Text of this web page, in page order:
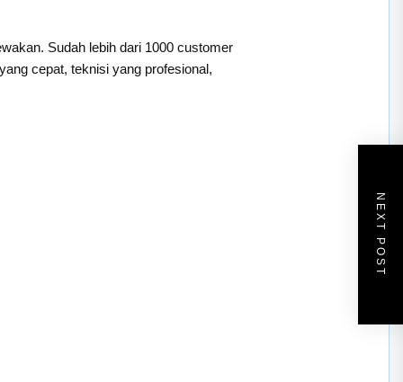
Sudah lebih dari 1000 customer
cepat, teknisi yang profesional,
NEXT POST